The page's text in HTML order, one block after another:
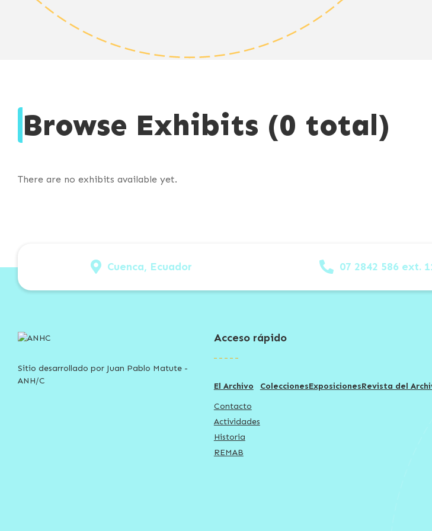
Browse Exhibits (0 total)
There are no exhibits available yet.
Cuenca, Ecuador 07 2842 586 ext.
Sitio desarrollado por Juan Pablo Matute -
ANH/C
Acceso rápido
El Archivo
Contacto
Actividades
Historia
REMAB
ColeccionesExposicionesRevista del